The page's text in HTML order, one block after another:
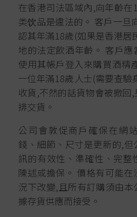
在香港司法區域內,向年齡在
类饮品是違法的。 客戶一旦
認其年滿18歲(如果是香港居
地的法定飲酒年齡。 客戶應
使用其帳戶登入來購買酒精
一位年滿18歲人士(需要查驗
收貨,不然的話貨物會被撤回
排交貨。
公司會敦促商戶確保在網
錢、細節、尺寸是更新的,
訊的有效性、準確性、完整
陳述或擔保。 價格有可能
況下改變,且所有訂購須由
據存貨供應而接受。